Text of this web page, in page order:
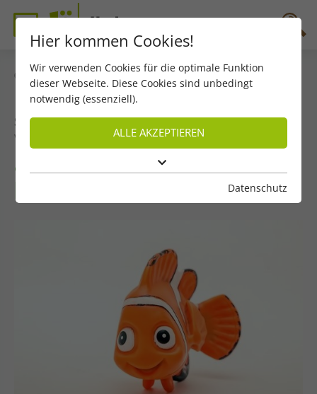
zurück
Szene – November 2025
von Matthäus Recheis
4xFact-1xFake-Quiz: Pixar-/Disney-
Hier kommen Cookies!
Wir verwenden Cookies für die optimale Funktion
dieser Webseite. Diese Cookies sind unbedingt
notwendig (essenziell).
ALLE AKZEPTIEREN
Datenschutz